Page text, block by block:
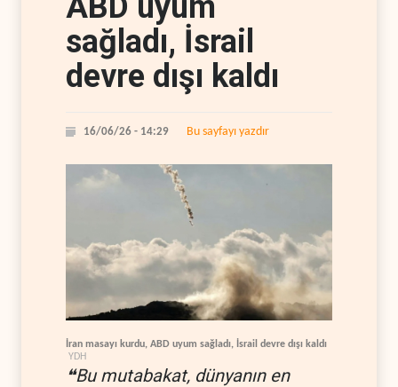
sağladı, İsrail
devre dışı kaldı
16/06/26 - 14:29 Bu sayfayı yazdır
İran masayı kurdu, ABD uyum sağladı, İsrail devre dışı kaldı
YDH
❝Bu mutabakat, dünyanın en